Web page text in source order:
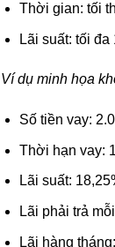
Thời gian: tối
Lãi suất: tối
Ví dụ minh họa
Số tiền vay:
Thời hạn vay:
Lãi suất:
Lãi phải trả
Lãi hàng